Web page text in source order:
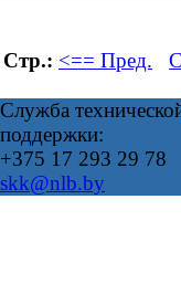
Стр.: <== Пред.
Служба
поддержки:
+375 17 293 29 78
skk@nlb.by